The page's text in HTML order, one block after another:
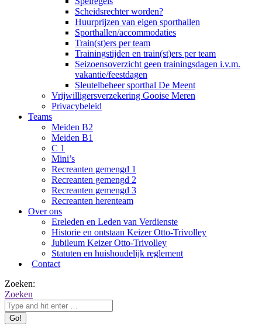
Scheidsrechter worden?
Huurprijzen van eigen sporthallen
Sporthallen/accommodaties
Train(st)ers per team
Trainingstijden en train(st)ers per team
Seizoensoverzicht geen trainingsdagen i.v.m.
vakantie/feestdagen
Sleutelbeheer sporthal De Meent
Vrijwilligersverzekering Gooise Meren
Privacybeleid
Teams
Meiden B2
Meiden B1
C 1
Mini’s
Recreanten gemengd 1
Recreanten gemengd 2
Recreanten gemengd 3
Recreanten herenteam
Over ons
Ereleden en Leden van Verdienste
Historie en ontstaan Keizer Otto-Trivolley
Jubileum Keizer Otto-Trivolley
Statuten en huishoudelijk reglement
Contact
Zoeken:
Zoeken